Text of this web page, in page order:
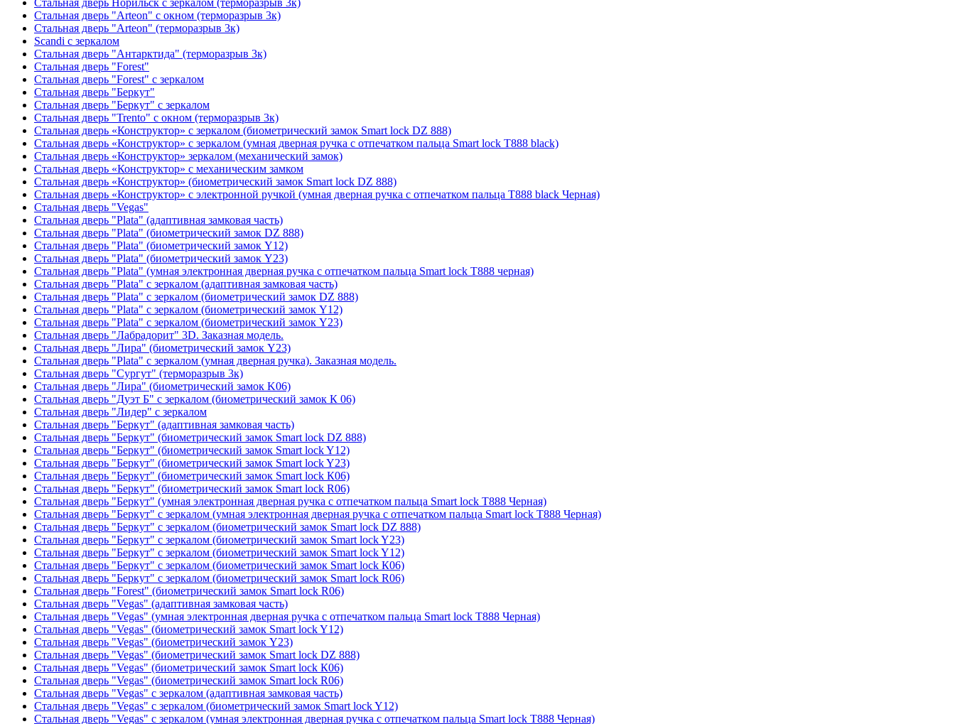
Стальная дверь "Arteon" с окном (терморазрыв 3к)
Стальная дверь "Arteon" (терморазрыв 3к)
Scandi с зеркалом
Стальная дверь "Антарктида" (терморазрыв 3к)
Стальная дверь "Forest"
Стальная дверь "Forest" с зеркалом
Стальная дверь "Беркут"
Стальная дверь "Беркут" с зеркалом
Стальная дверь "Trento" с окном (терморазрыв 3к)
Стальная дверь «Конструктор» с зеркалом (биометрический замок Smart lock DZ 888)
Стальная дверь «Конструктор» с зеркалом (умная дверная ручка с отпечатком пальца Smart lock T888 black)
Стальная дверь «Конструктор» зеркалом (механический замок)
Стальная дверь «Конструктор» с механическим замком
Стальная дверь «Конструктор» (биометрический замок Smart lock DZ 888)
Стальная дверь «Конструктор» с электронной ручкой (умная дверная ручка с отпечатком пальца T888 black Черная)
Стальная дверь "Vegas"
Стальная дверь "Plata" (адаптивная замковая часть)
Стальная дверь "Plata" (биометрический замок DZ 888)
Стальная дверь "Plata" (биометрический замок Y12)
Стальная дверь "Plata" (биометрический замок Y23)
Стальная дверь "Plata" (умная электронная дверная ручка с отпечатком пальца Smart lock T888 черная)
Стальная дверь "Plata" с зеркалом (адаптивная замковая часть)
Стальная дверь "Plata" с зеркалом (биометрический замок DZ 888)
Стальная дверь "Plata" с зеркалом (биометрический замок Y12)
Стальная дверь "Plata" с зеркалом (биометрический замок Y23)
Стальная дверь "Лабрадорит" 3D. Заказная модель.
Стальная дверь "Лира" (биометрический замок Y23)
Стальная дверь "Plata" с зеркалом (умная дверная ручка). Заказная модель.
Стальная дверь "Сургут" (терморазрыв 3к)
Стальная дверь "Лира" (биометрический замок K06)
Стальная дверь "Дуэт Б" с зеркалом (биометрический замок К 06)
Стальная дверь "Лидер" с зеркалом
Стальная дверь "Беркут" (адаптивная замковая часть)
Стальная дверь "Беркут" (биометрический замок Smart lock DZ 888)
Стальная дверь "Беркут" (биометрический замок Smart lock Y12)
Стальная дверь "Беркут" (биометрический замок Smart lock Y23)
Стальная дверь "Беркут" (биометрический замок Smart lock К06)
Стальная дверь "Беркут" (биометрический замок Smart lock R06)
Стальная дверь "Беркут" (умная электронная дверная ручка с отпечатком пальца Smart lock T888 Черная)
Стальная дверь "Беркут" с зеркалом (умная электронная дверная ручка с отпечатком пальца Smart lock T888 Черная)
Стальная дверь "Беркут" с зеркалом (биометрический замок Smart lock DZ 888)
Стальная дверь "Беркут" с зеркалом (биометрический замок Smart lock Y23)
Стальная дверь "Беркут" с зеркалом (биометрический замок Smart lock Y12)
Стальная дверь "Беркут" с зеркалом (биометрический замок Smart lock К06)
Стальная дверь "Беркут" с зеркалом (биометрический замок Smart lock R06)
Стальная дверь "Forest" (биометрический замок Smart lock R06)
Стальная дверь "Vegas" (адаптивная замковая часть)
Стальная дверь "Vegas" (умная электронная дверная ручка с отпечатком пальца Smart lock T888 Черная)
Стальная дверь "Vegas" (биометрический замок Smart lock Y12)
Стальная дверь "Vegas" (биометрический замок Y23)
Стальная дверь "Vegas" (биометрический замок Smart lock DZ 888)
Стальная дверь "Vegas" (биометрический замок Smart lock К06)
Стальная дверь "Vegas" (биометрический замок Smart lock R06)
Стальная дверь "Vegas" с зеркалом (адаптивная замковая часть)
Стальная дверь "Vegas" с зеркалом (биометрический замок Smart lock Y12)
Стальная дверь "Vegas" с зеркалом (умная электронная дверная ручка с отпечатком пальца Smart lock T888 Черная)